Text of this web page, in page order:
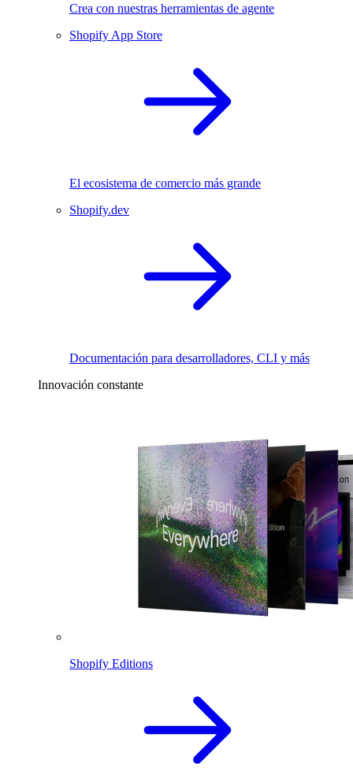
Crea con nuestras herramientas de agente
Shopify App Store
El ecosistema de comercio más grande
Shopify.dev
Documentación para desarrolladores, CLI y más
Innovación constante
Shopify Editions